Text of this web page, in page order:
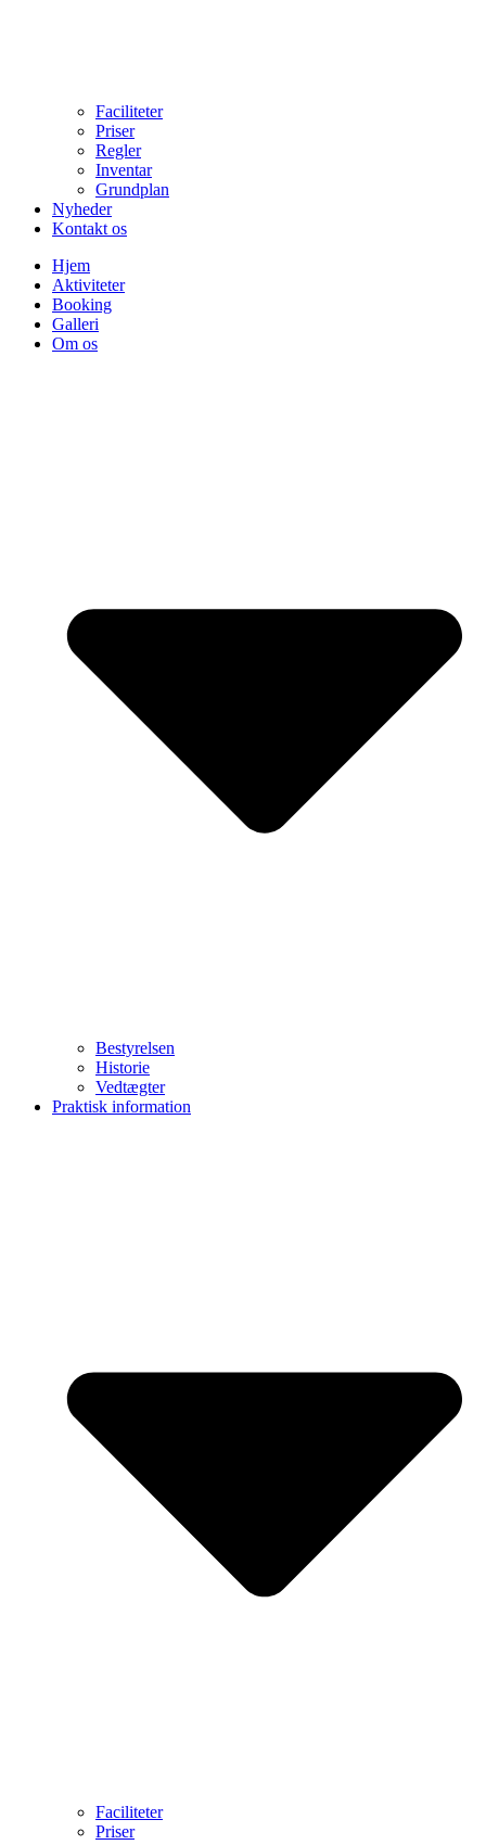
Faciliteter
Priser
Regler
Inventar
Grundplan
Nyheder
Kontakt os
Hjem
Aktiviteter
Booking
Galleri
Om os
Bestyrelsen
Historie
Vedtægter
Praktisk information
Faciliteter
Priser